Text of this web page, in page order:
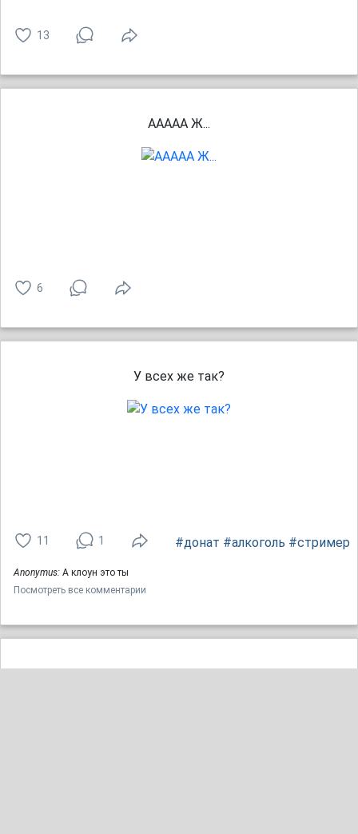
13
ААААА Ж...
6
У всех же так?
11 1 #донат #алкоголь #стример
Anonymus: А клоун это ты
Посмотреть все комментарии